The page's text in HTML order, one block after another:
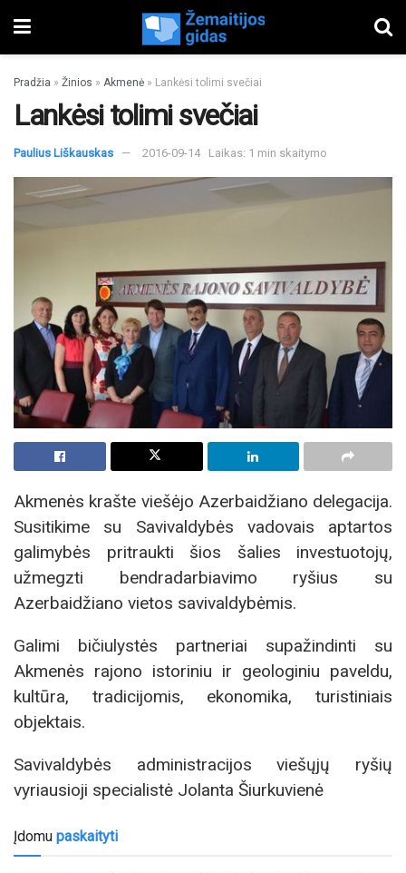
Pradžia » Žinios » Akmenė » Lankėsi tolimi svečiai
Lankėsi tolimi svečiai
Paulius Liškauskas 2016-09-14 Laikas: 1 min skaitymo
Akmenės krašte viešėjo Azerbaidžiano delegacija.
Susitikime su Savivaldybės vadovais aptartos
galimybės pritraukti šios šalies investuotojų,
užmegzti bendradarbiavimo ryšius su
Azerbaidžiano vietos savivaldybėmis.
Galimi bičiulystės partneriai supažindinti su
Akmenės rajono istoriniu ir geologiniu paveldu,
kultūra, tradicijomis, ekonomika, turistiniais
objektais.
Savivaldybės administracijos viešųjų ryšių
vyriausioji specialistė Jolanta Šiurkuvienė
Įdomu paskaityti